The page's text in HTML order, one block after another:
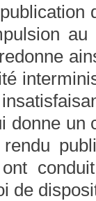
donne un
de